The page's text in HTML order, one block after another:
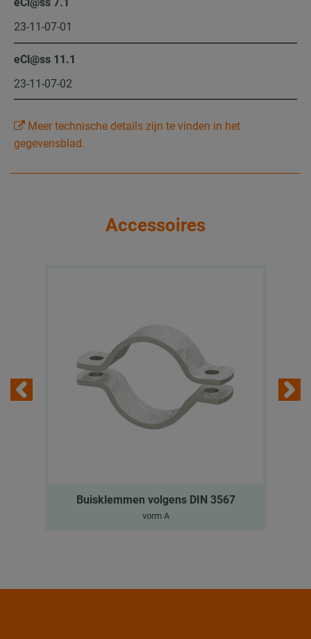
eCl@ss 7.1
23-11-07-01
eCl@ss 11.1
23-11-07-02
Meer technische details zijn te vinden in het
gegevensblad.
Accessoires
Buisklemmen volgens DIN 3567
vorm A